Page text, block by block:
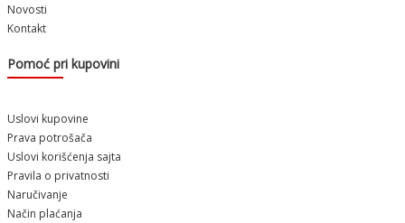
Novosti
Kontakt
Pomoć pri kupovini
Uslovi kupovine
Prava potrošača
Uslovi korišćenja sajta
Pravila o privatnosti
Naručivanje
Način plaćanja